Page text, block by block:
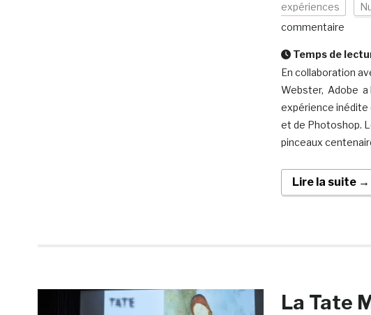
expériences
commentaire
Temps de
En collaboration
Webster, Adobe a
expérience inédite
et de Photoshop.
pinceaux
Lire la suite →
La Tate